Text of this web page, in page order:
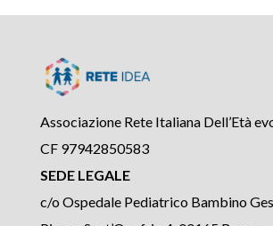
Associazione Rete Italiana Dell’Età
CF 97942850583
SEDE LEGALE
c/o Ospedale Pediatrico Bambino